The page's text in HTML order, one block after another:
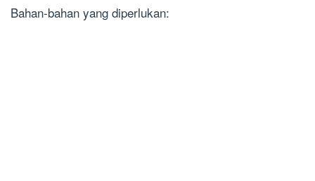
Bahan-bahan yang diperlukan: